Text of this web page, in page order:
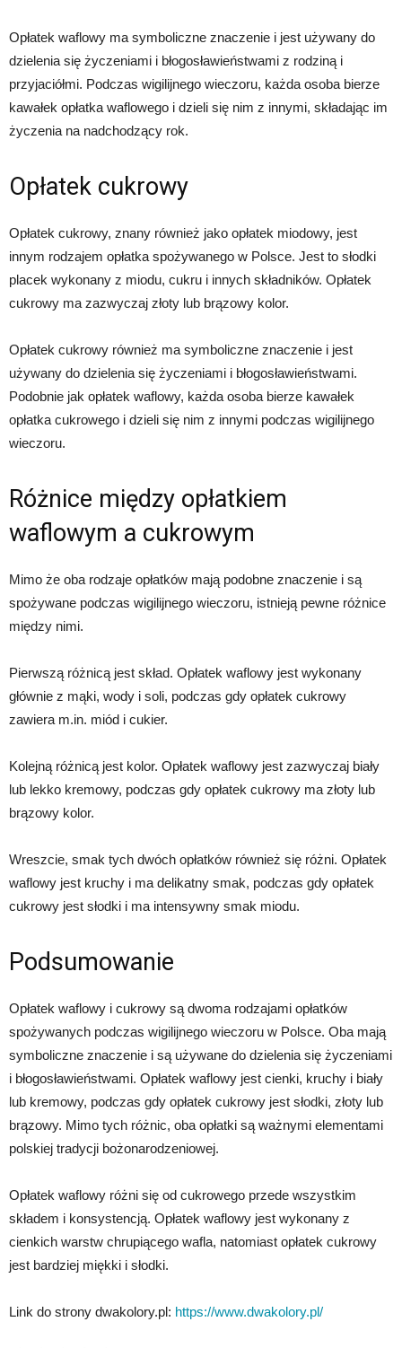
Opłatek waflowy ma symboliczne znaczenie i jest używany do
dzielenia się życzeniami i błogosławieństwami z rodziną i
przyjaciółmi. Podczas wigilijnego wieczoru, każda osoba bierze
kawałek opłatka waflowego i dzieli się nim z innymi, składając im
życzenia na nadchodzący rok.
Opłatek cukrowy
Opłatek cukrowy, znany również jako opłatek miodowy, jest
innym rodzajem opłatka spożywanego w Polsce. Jest to słodki
placek wykonany z miodu, cukru i innych składników. Opłatek
cukrowy ma zazwyczaj złoty lub brązowy kolor.
Opłatek cukrowy również ma symboliczne znaczenie i jest
używany do dzielenia się życzeniami i błogosławieństwami.
Podobnie jak opłatek waflowy, każda osoba bierze kawałek
opłatka cukrowego i dzieli się nim z innymi podczas wigilijnego
wieczoru.
Różnice między opłatkiem
waflowym a cukrowym
Mimo że oba rodzaje opłatków mają podobne znaczenie i są
spożywane podczas wigilijnego wieczoru, istnieją pewne różnice
między nimi.
Pierwszą różnicą jest skład. Opłatek waflowy jest wykonany
głównie z mąki, wody i soli, podczas gdy opłatek cukrowy
zawiera m.in. miód i cukier.
Kolejną różnicą jest kolor. Opłatek waflowy jest zazwyczaj biały
lub lekko kremowy, podczas gdy opłatek cukrowy ma złoty lub
brązowy kolor.
Wreszcie, smak tych dwóch opłatków również się różni. Opłatek
waflowy jest kruchy i ma delikatny smak, podczas gdy opłatek
cukrowy jest słodki i ma intensywny smak miodu.
Podsumowanie
Opłatek waflowy i cukrowy są dwoma rodzajami opłatków
spożywanych podczas wigilijnego wieczoru w Polsce. Oba mają
symboliczne znaczenie i są używane do dzielenia się życzeniami
i błogosławieństwami. Opłatek waflowy jest cienki, kruchy i biały
lub kremowy, podczas gdy opłatek cukrowy jest słodki, złoty lub
brązowy. Mimo tych różnic, oba opłatki są ważnymi elementami
polskiej tradycji bożonarodzeniowej.
Opłatek waflowy różni się od cukrowego przede wszystkim
składem i konsystencją. Opłatek waflowy jest wykonany z
cienkich warstw chrupiącego wafla, natomiast opłatek cukrowy
jest bardziej miękki i słodki.
Link do strony dwakolory.pl: https://www.dwakolory.pl/